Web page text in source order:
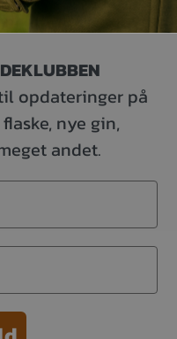
opdateringer på
nye gin,
andet.